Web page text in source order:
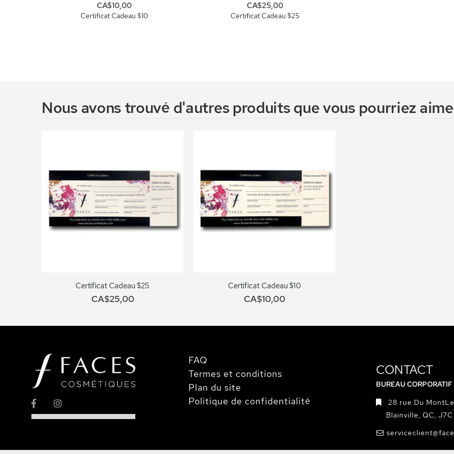
Certificat Cadeau $10
CA$10,00
Certificat Cadeau $25
CA$25,00
Nous avons trouvé d'autres produits que vous pourriez
Certificat Cadeau $25
CA$25,00
Certificat Cadeau $10
CA$10,00
FAQ
Termes et conditions
Plan du site
Politique de confidentialité
CONTACT
BUREAU CORPORATIF
28 rue Du
Blainville, QC,